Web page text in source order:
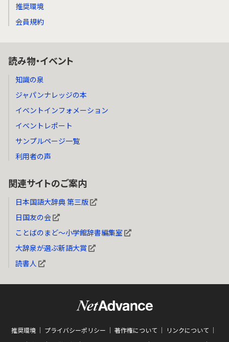
推奨環境
会員規約
読み物・イベント
知識の泉
ジャパンナレッジの本
イベントインフォメーション
イベントレポート
サンプルページ一覧
利用者の声
関連サイトのご案内
日本国語大辞典 第三版
日国友の会
ことばのまど～小学館辞書編集室
大辞泉が選ぶ新語大賞
読書人
推奨環境 プライバシーポリシー 著作権について
リンクについて